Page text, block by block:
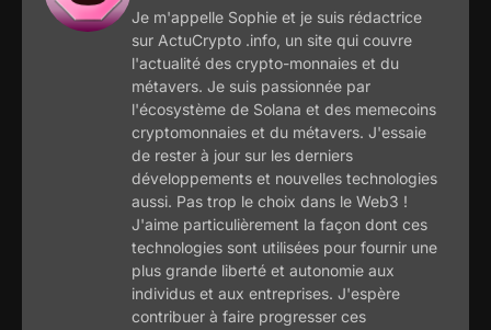
Je m'appelle Sophie et je suis rédactrice
sur ActuCrypto .info, un site qui couvre
l'actualité des crypto-monnaies et du
métavers. Je suis passionnée par
l'écosystème de Solana et des memecoins
cryptomonnaies et du métavers. J'essaie
de rester à jour sur les derniers
développements et nouvelles technologies
aussi. Pas trop le choix dans le Web3 !
J'aime particulièrement la façon dont ces
technologies sont utilisées pour fournir une
plus grande liberté et autonomie aux
individus et aux entreprises. J'espère
contribuer à faire progresser ces